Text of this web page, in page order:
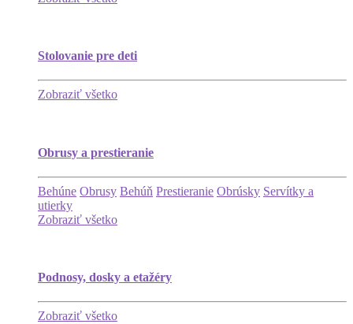
Stolovanie pre deti
Zobraziť všetko
Obrusy a prestieranie
Behúne Obrusy Behúň Prestieranie Obrúsky Servítky a
utierky
Zobraziť všetko
Podnosy, dosky a etažéry
Zobraziť všetko